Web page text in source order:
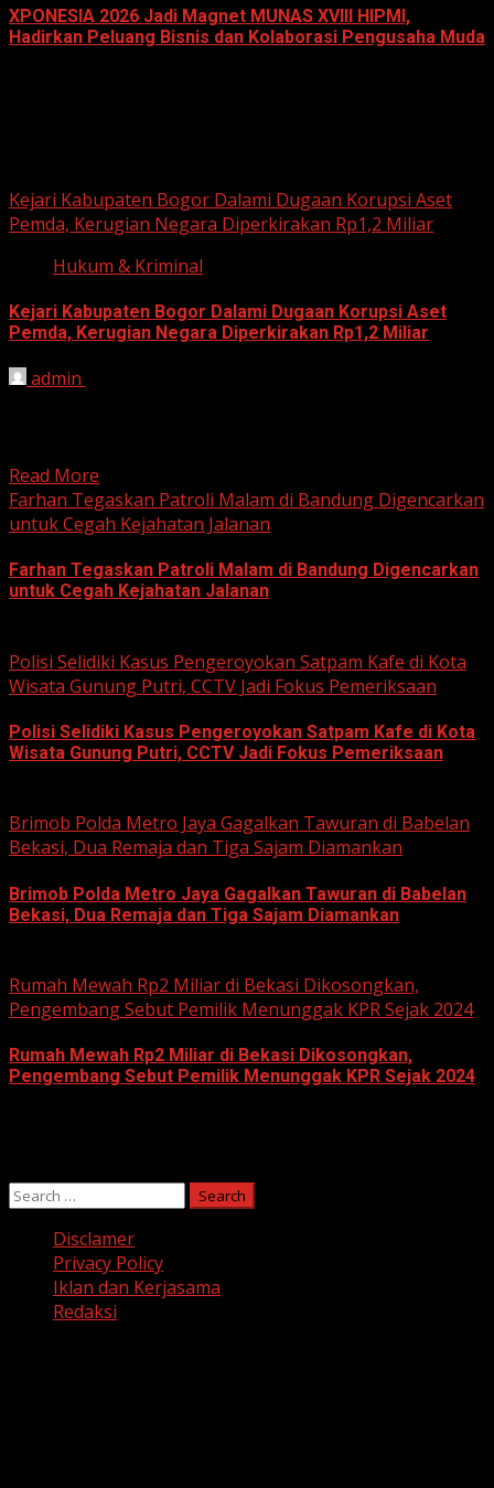
XPONESIA 2026 Jadi Magnet MUNAS XVIII HIPMI,
Hadirkan Peluang Bisnis dan Kolaborasi Pengusaha Muda
Kejari Kabupaten Bogor Dalami Dugaan Korupsi Aset
Pemda, Kerugian Negara Diperkirakan Rp1,2 Miliar
Hukum & Kriminal
Kejari Kabupaten Bogor Dalami Dugaan Korupsi Aset
Pemda, Kerugian Negara Diperkirakan Rp1,2 Miliar
admin
Read More
Farhan Tegaskan Patroli Malam di Bandung Digencarkan
untuk Cegah Kejahatan Jalanan
Farhan Tegaskan Patroli Malam di Bandung Digencarkan
untuk Cegah Kejahatan Jalanan
Polisi Selidiki Kasus Pengeroyokan Satpam Kafe di Kota
Wisata Gunung Putri, CCTV Jadi Fokus Pemeriksaan
Polisi Selidiki Kasus Pengeroyokan Satpam Kafe di Kota
Wisata Gunung Putri, CCTV Jadi Fokus Pemeriksaan
Brimob Polda Metro Jaya Gagalkan Tawuran di Babelan
Bekasi, Dua Remaja dan Tiga Sajam Diamankan
Brimob Polda Metro Jaya Gagalkan Tawuran di Babelan
Bekasi, Dua Remaja dan Tiga Sajam Diamankan
Rumah Mewah Rp2 Miliar di Bekasi Dikosongkan,
Pengembang Sebut Pemilik Menunggak KPR Sejak 2024
Rumah Mewah Rp2 Miliar di Bekasi Dikosongkan,
Pengembang Sebut Pemilik Menunggak KPR Sejak 2024
Search
Disclamer
Privacy Policy
Iklan dan Kerjasama
Redaksi